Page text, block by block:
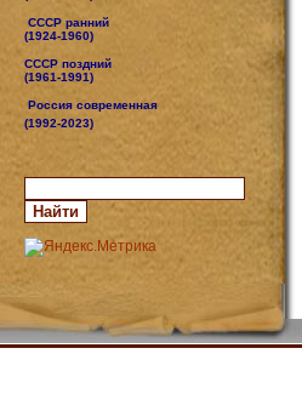
СССР ранний
(1924-1960)
СССР поздний
(1961-1991)
Россия современная
(1992-2023)